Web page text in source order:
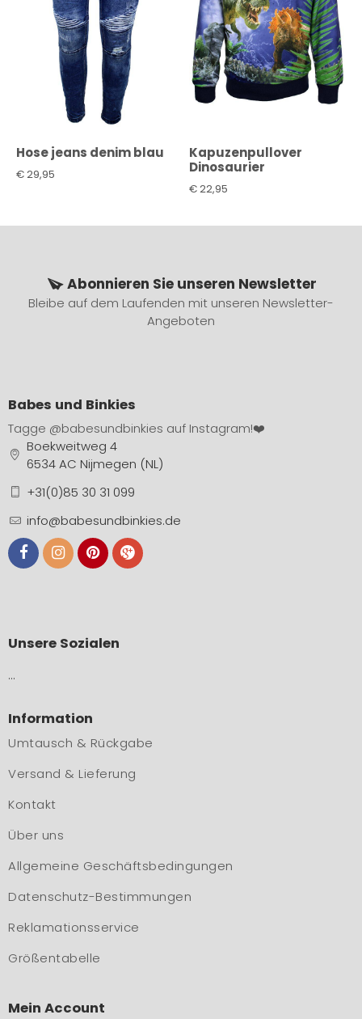
Hose jeans denim blau
€29,95
Kapuzenpullover
Dinosaurier
€22,95
Abonnieren Sie unseren Newsletter
Bleibe auf dem Laufenden mit unseren Newsletter-
Angeboten
Babes und Binkies
Tagge @babesundbinkies auf Instagram!❤️
Boekweitweg 4
6534 AC Nijmegen (NL)
+31(0)85 30 31 099
info@babesundbinkies.de
Unsere Sozialen
…
Information
Umtausch & Rückgabe
Versand & Lieferung
Kontakt
Über uns
Allgemeine Geschäftsbedingungen
Datenschutz-Bestimmungen
Reklamationsservice
Größentabelle
Mein Account